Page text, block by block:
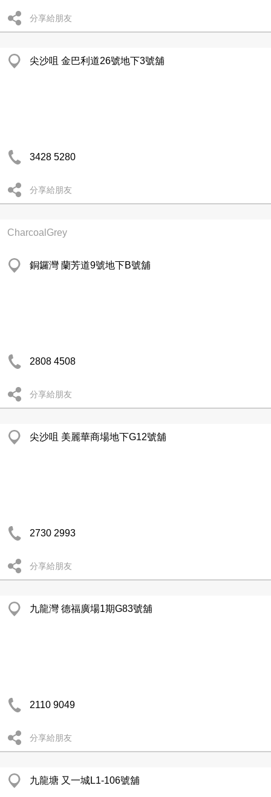
分享給朋友
尖沙咀 金巴利道26號地下3號舖
3428 5280
分享給朋友
CharcoalGrey
銅鑼灣 蘭芳道9號地下B號舖
2808 4508
分享給朋友
尖沙咀 美麗華商場地下G12號舖
2730 2993
分享給朋友
九龍灣 德福廣場1期G83號舖
2110 9049
分享給朋友
九龍塘 又一城L1-106號舖